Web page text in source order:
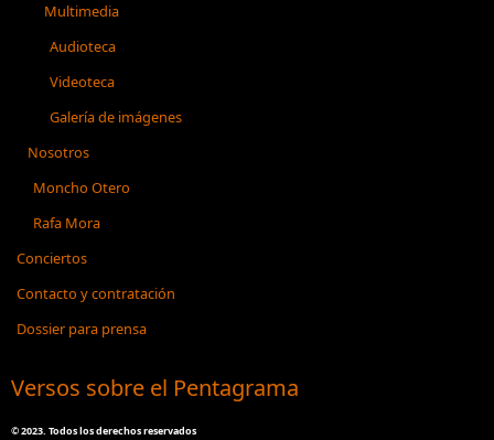
Multimedia
Audioteca
Videoteca
Galería de imágenes
Nosotros
Moncho Otero
Rafa Mora
Conciertos
Contacto y contratación
Dossier para prensa
Versos sobre el Pentagrama
©2023. Todos los derechos reservados